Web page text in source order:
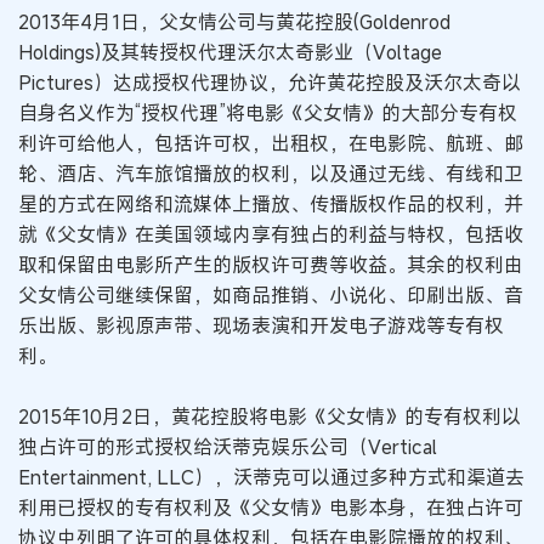
2013年4月1日，父女情公司与黄花控股(Goldenrod
Holdings)及其转授权代理沃尔太奇影业（Voltage
Pictures）达成授权代理协议，允许黄花控股及沃尔太奇以
自身名义作为“授权代理”将电影《父女情》的大部分专有权
利许可给他人，包括许可权，出租权，在电影院、航班、邮
轮、酒店、汽车旅馆播放的权利，以及通过无线、有线和卫
星的方式在网络和流媒体上播放、传播版权作品的权利，并
就《父女情》在美国领域内享有独占的利益与特权，包括收
取和保留由电影所产生的版权许可费等收益。其余的权利由
父女情公司继续保留，如商品推销、小说化、印刷出版、音
乐出版、影视原声带、现场表演和开发电子游戏等专有权
利。
2015年10月2日，黄花控股将电影《父女情》的专有权利以
独占许可的形式授权给沃蒂克娱乐公司（Vertical
Entertainment, LLC），沃蒂克可以通过多种方式和渠道去
利用已授权的专有权利及《父女情》电影本身，在独占许可
协议中列明了许可的具体权利，包括在电影院播放的权利、